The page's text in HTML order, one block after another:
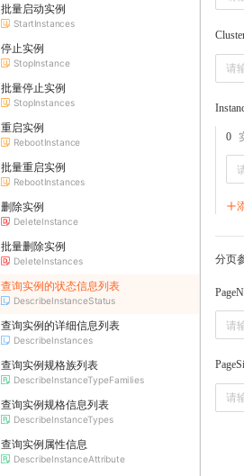
批量启动实例
StartInstances
停止实例
StopInstance
批量停止实例
StopInstances
重启实例
RebootInstance
批量重启实例
RebootInstances
删除实例
DeleteInstance
批量删除实例
DeleteInstances
查询实例的状态信息列表
DescribeInstanceStatus
查询实例的详细信息列表
DescribeInstances
查询实例规格族列表
DescribeInstanceTypeFamilies
查询实例规格信息列表
DescribeInstanceTypes
查询实例属性信息
DescribeInstanceAttribute
0
分页